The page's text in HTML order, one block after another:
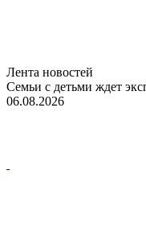
Лента новостей
Семьи с детьми ждет
06.08.2026